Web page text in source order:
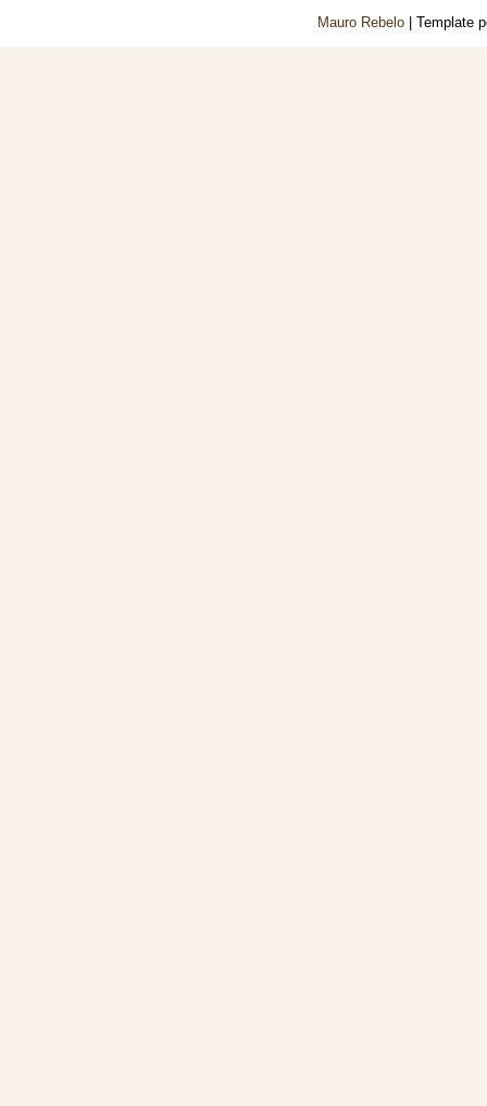
Mauro Rebelo | Template